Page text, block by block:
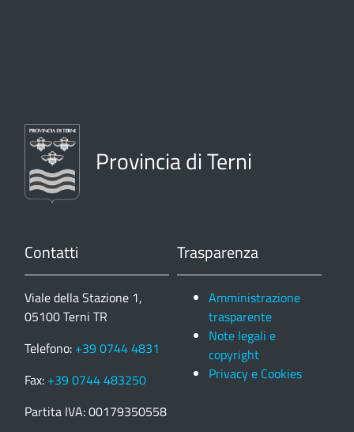
Provincia di Terni
Contatti
Viale della Stazione 1,
05100 Terni TR
Telefono: +39 0744 4831
Fax: +39 0744 483250
Partita IVA: 00179350558
Trasparenza
Amministrazione
trasparente
Note legali e
copyright
Privacy e Cookies